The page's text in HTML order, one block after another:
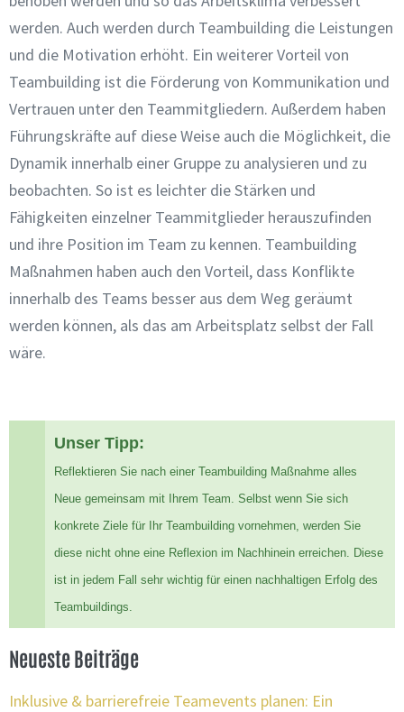
werden. Auch werden durch Teambuilding die Leistungen
und die Motivation erhöht. Ein weiterer Vorteil von
Teambuilding ist die Förderung von Kommunikation und
Vertrauen unter den Teammitgliedern. Außerdem haben
Führungskräfte auf diese Weise auch die Möglichkeit, die
Dynamik innerhalb einer Gruppe zu analysieren und zu
beobachten. So ist es leichter die Stärken und
Fähigkeiten einzelner Teammitglieder herauszufinden
und ihre Position im Team zu kennen. Teambuilding
Maßnahmen haben auch den Vorteil, dass Konflikte
innerhalb des Teams besser aus dem Weg geräumt
werden können, als das am Arbeitsplatz selbst der Fall
wäre.
Unser Tipp:
Reflektieren Sie nach einer Teambuilding Maßnahme alles
Neue gemeinsam mit Ihrem Team. Selbst wenn Sie sich
konkrete Ziele für Ihr Teambuilding vornehmen, werden Sie
diese nicht ohne eine Reflexion im Nachhinein erreichen. Diese
ist in jedem Fall sehr wichtig für einen nachhaltigen Erfolg des
Teambuildings.
Neueste Beiträge
Inklusive & barrierefreie Teamevents planen: Ein